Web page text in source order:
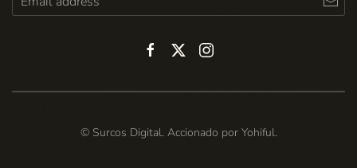
© Surcos Digital. Accionado por Yohiful.